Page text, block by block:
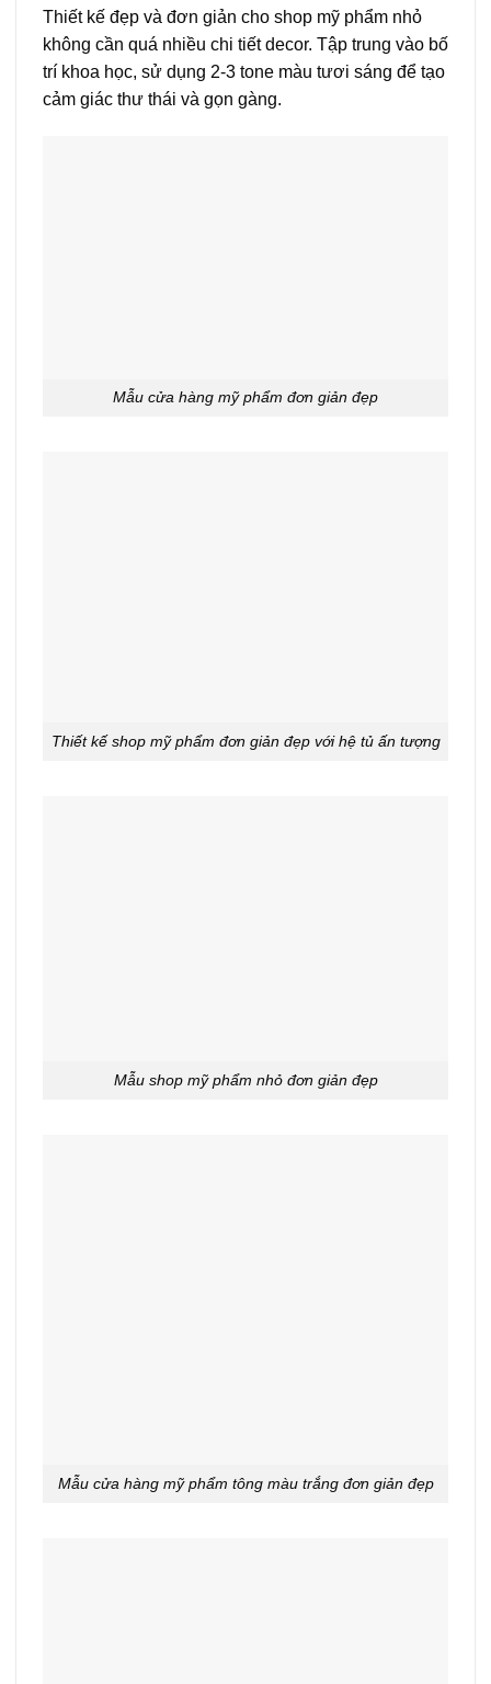
Thiết kế đẹp và đơn giản cho shop mỹ phẩm nhỏ
không cần quá nhiều chi tiết decor. Tập trung vào bố
trí khoa học, sử dụng 2-3 tone màu tươi sáng để tạo
cảm giác thư thái và gọn gàng.
Mẫu cửa hàng mỹ phẩm đơn giản đẹp
Thiết kế shop mỹ phẩm đơn giản đẹp với hệ tủ ấn tượng
Mẫu shop mỹ phẩm nhỏ đơn giản đẹp
Mẫu cửa hàng mỹ phẩm tông màu trắng đơn giản đẹp